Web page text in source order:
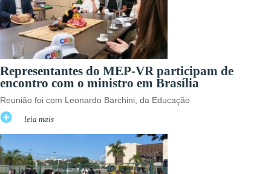
Representantes do MEP-VR participam de
encontro com o ministro em Brasília
Reunião foi com Leonardo Barchini, da Educação
leia mais